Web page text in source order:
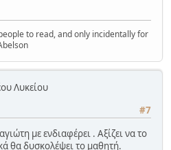
to read, and only incidentally for
Λυκείου
#7
με ενδιαφέρει . Αξίζει να το
θα δυσκολέψει το μαθητή.